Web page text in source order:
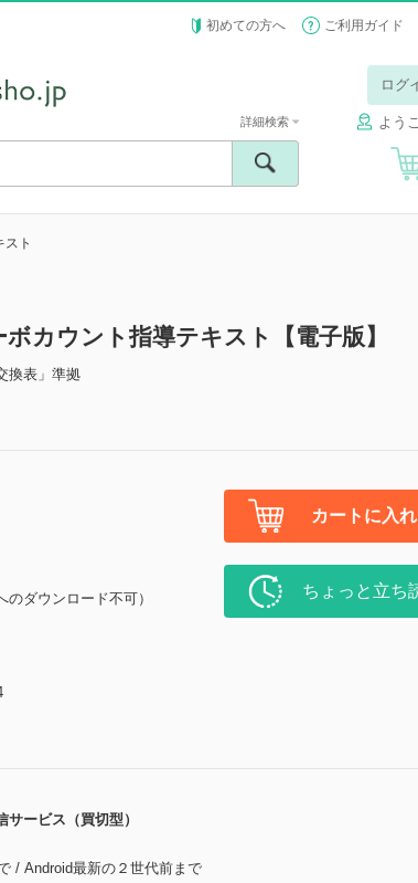
初めての方へ ご利用ガイド
ログ
よう
詳細検索
スト
カウント指導テキスト【電子版】
換表」準拠
のダウンロード不可）
カートに入
ちょっと立ち
ービス（買切型）
/ Android最新の２世代前まで